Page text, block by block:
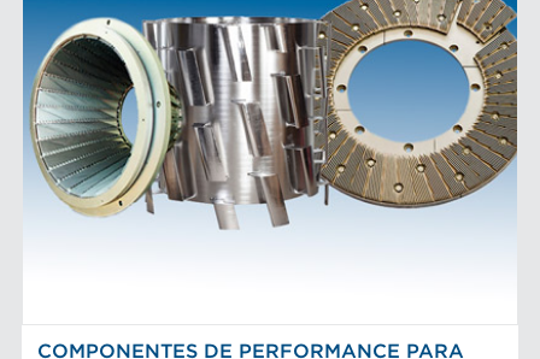
COMPONENTES DE PERFORMANCE PARA